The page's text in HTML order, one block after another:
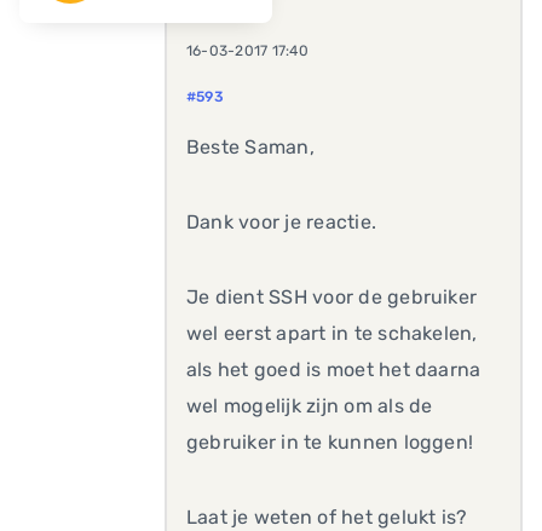
16-03-2017 17:40
#593
Beste Saman,
Dank voor je reactie.
Je dient SSH voor de gebruiker
wel eerst apart in te schakelen,
als het goed is moet het daarna
wel mogelijk zijn om als de
gebruiker in te kunnen loggen!
Laat je weten of het gelukt is?